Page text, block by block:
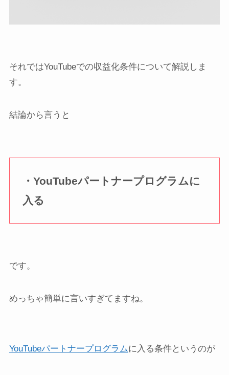
それではYouTubeでの収益化条件について解説しま
す。
結論から言うと
・YouTubeパートナープログラムに
入る
です。
めっちゃ簡単に言いすぎてますね。
YouTubeパートナープログラムに入る条件というのが